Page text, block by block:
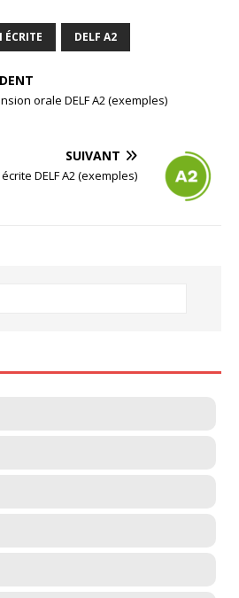
ÉCRITE DELF A2
orale DELF A2 (exemples)
SUIVANT
DELF A2 (exemples)